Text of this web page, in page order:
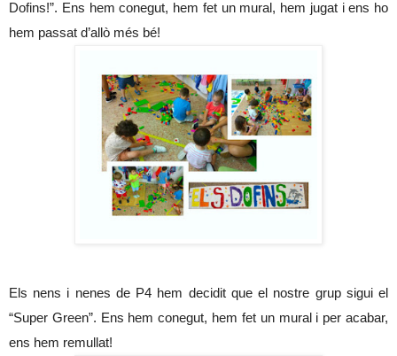
Dofins!”. Ens hem conegut, hem fet un mural, hem jugat i ens ho
hem passat d’allò més bé!
Els nens i nenes de P4 hem decidit que el nostre grup sigui el
“Super Green”. Ens hem conegut, hem fet un mural i per acabar,
ens hem remullat!